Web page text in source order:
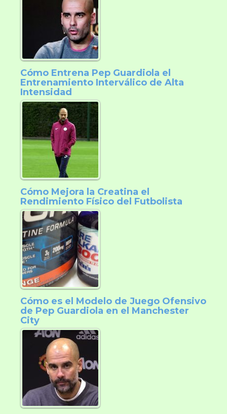
Cómo Entrena Pep Guardiola el
Entrenamiento Interválico de Alta
Intensidad
Cómo Mejora la Creatina el
Rendimiento Físico del Futbolista
Cómo es el Modelo de Juego Ofensivo
de Pep Guardiola en el Manchester
City